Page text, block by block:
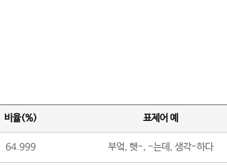
비율(%) 표제어 예
64.999 부엌, 햇-, -는데, 생각-하다